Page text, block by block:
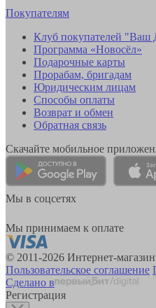
Покупателям
Клуб покупателей "Ваш
Программа «Новосёл»
Подарочные карты
Прорабам, бригадам
Юридическим лицам
Способы оплаты
Возврат и обмен
Обратная связь
Скачайте мобильное
Мы в соцсетях
Мы принимаем к оплате
© 2011-2026 Интернет-
Пользовательское соглашение
Сделано в
Регистрация